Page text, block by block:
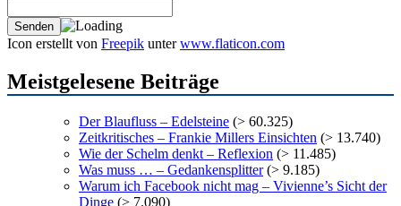
Icon erstellt von Freepik unterwww.flaticon.com
Meistgelesene Beiträge
Der Blaufluss – Edelsteine (> 60.325)
Zeitkritisches – Frankie Millers Einsichten (> 13.740)
Wie der Schelm denkt – Reflexion (> 11.485)
Was muss … – Gedankensplitter(> 9.185)
Warum ich Facebook nicht mag – Vivienne’s Sicht der
Dinge (> 7.090)